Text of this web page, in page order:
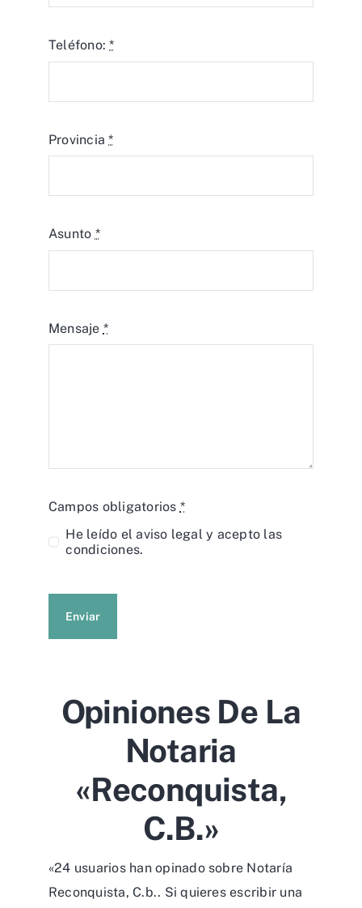
Teléfono:*
Provincia*
Asunto *
Mensaje *
Campos obligatorios *
He leído elaviso legal y acepto las
condiciones.
Enviar
Opiniones De La
Notaria
«Reconquista,
C.b.»
«24 usuarios han opinado sobre Notaría
Reconquista, C.b.. Si quieres escribir una